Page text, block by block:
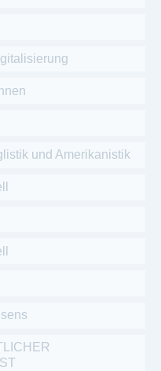
und Amerikanistik